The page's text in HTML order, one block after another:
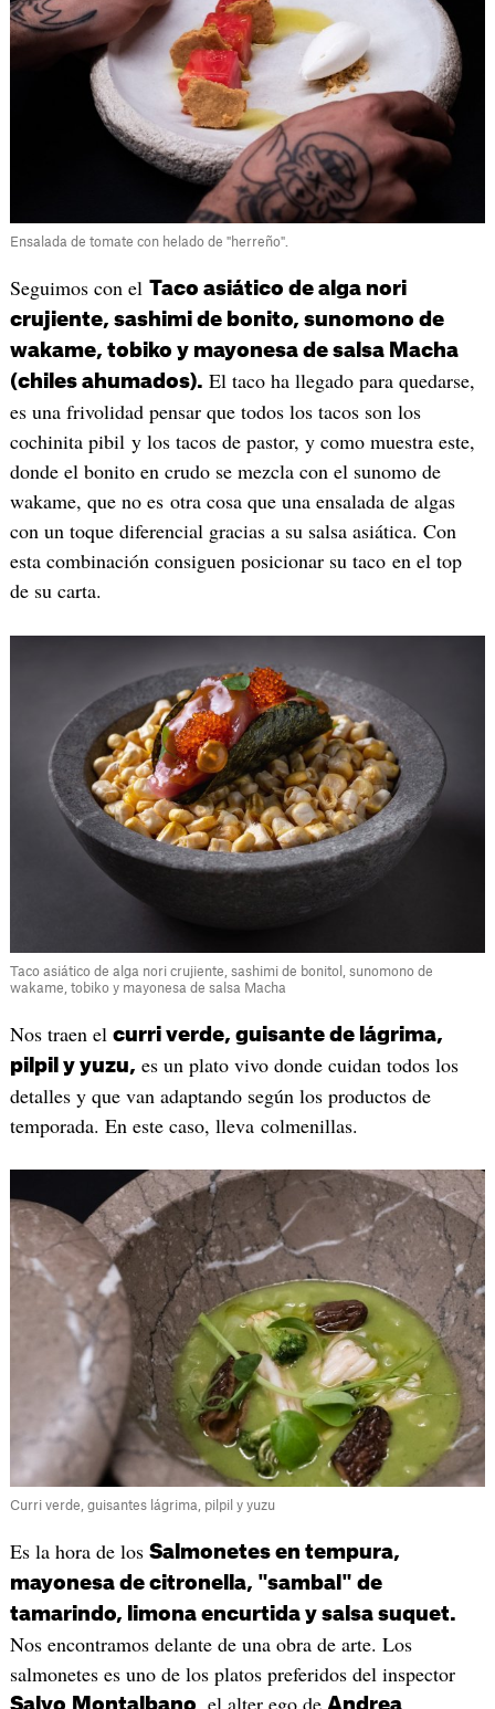
Ensalada de tomate con helado de "herreño".
Seguimos con el Taco asiático de alga nori
crujiente, sashimi de bonito, sunomono de
wakame, tobiko y mayonesa de salsa Macha
(chiles ahumados). El taco ha llegado para quedarse,
es una frivolidad pensar que todos los tacos son los
cochinita pibil y los tacos de pastor, y como muestra este,
donde el bonito en crudo se mezcla con el sunomo de
wakame, que no es otra cosa que una ensalada de algas
con un toque diferencial gracias a su salsa asiática. Con
esta combinación consiguen posicionar su taco en el top
de su carta.
Taco asiático de alga nori crujiente, sashimi de bonitol, sunomono de
wakame, tobiko y mayonesa de salsa Macha
Nos traen el curri verde, guisante de lágrima,
pilpil y yuzu, es un plato vivo donde cuidan todos los
detalles y que van adaptando según los productos de
temporada. En este caso, lleva colmenillas.
Curri verde, guisantes lágrima, pilpil y yuzu
Es la hora de los Salmonetes en tempura,
mayonesa de citronella, "sambal" de
tamarindo, limona encurtida y salsa suquet.
Nos encontramos delante de una obra de arte. Los
salmonetes es uno de los platos preferidos del inspector
Salvo Montalbano , el alter ego de Andrea